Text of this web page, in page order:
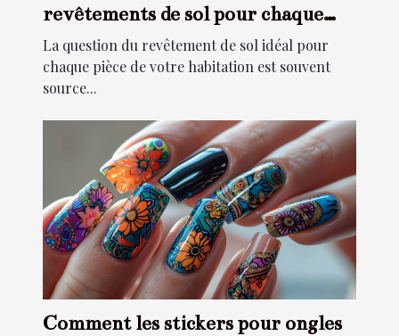
revêtements de sol pour chaque
pièce
La question du revêtement de sol idéal pour
chaque pièce de votre habitation est souvent
source...
Comment les stickers pour ongles